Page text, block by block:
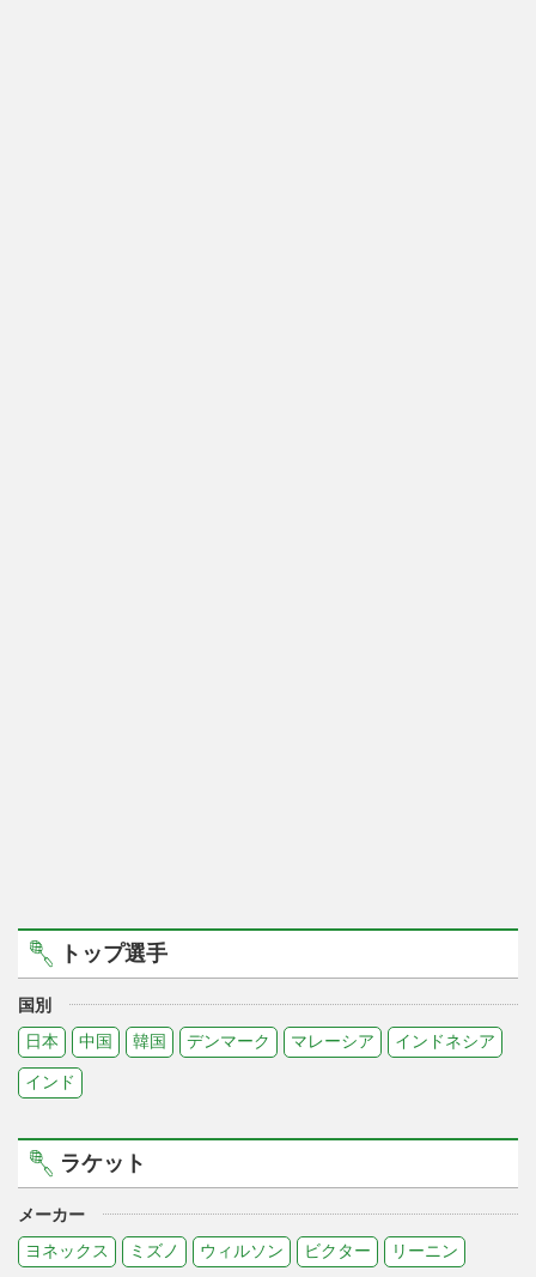
トップ選手
国別
日本
中国 韓国 デンマーク マレーシア インドネシア
インド
ラケット
メーカー
ヨネックス
ミズノ ウィルソン ビクター リーニン